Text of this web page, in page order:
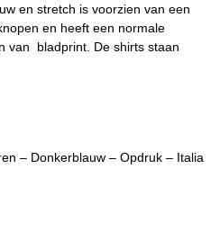
en stretch is voorzien van een
en heeft een normale
van bladprint. De shirts staan
– Donkerblauw – Opdruk – Italia